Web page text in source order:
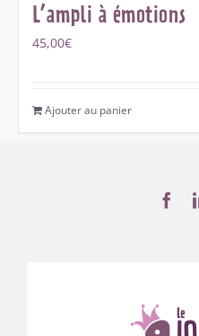
L’ampli à émotions
45,00€
Ajouter au panier